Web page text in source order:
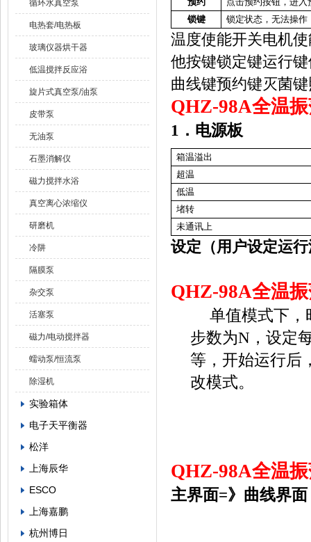
循环水真空泵
电热套/电热板
玻璃仪器烘干器
低温搅拌反应浴
旋片式真空泵/油泵
皮带泵
无油泵
石墨消解仪
磁力搅拌水浴
真空离心浓缩仪
研磨机
冷阱
隔膜泵
杂交泵
活塞泵
磁力/电动搅拌器
蠕动泵/恒流泵
除湿机
实验箱体
电子天平衡器
松洋
上海辰华
ESCO
上海嘉鹏
杭州博日
锁键
锁定状态，无法操作
温度使能开关电机
他按键锁定键运行键
曲线键预约键灭菌键
QHZ-98A全温
1． 电源板
箱温溢出
超温
低温
堵转
未通讯上
设定（用户设定运
QHZ-98A全温
单值模式下，
步数为N ，设定
等，开始运行后
改模式。
QHZ-98A全温
主界面=》曲线界面